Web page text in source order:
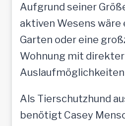
Aufgrund seiner
aktiven Wesens wäre
Garten oder eine
Wohnung mit direkter
Auslaufmöglichkeiten
Als Tierschutzhund
benötigt Casey